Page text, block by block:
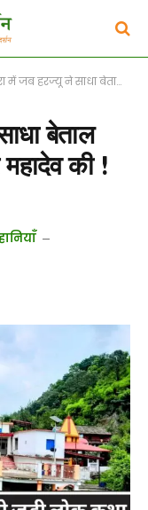
बेताल और स्थापना की फुलकेश्वर महादेव की ! पढ़िए ये लोक कथा
बेताल
की !